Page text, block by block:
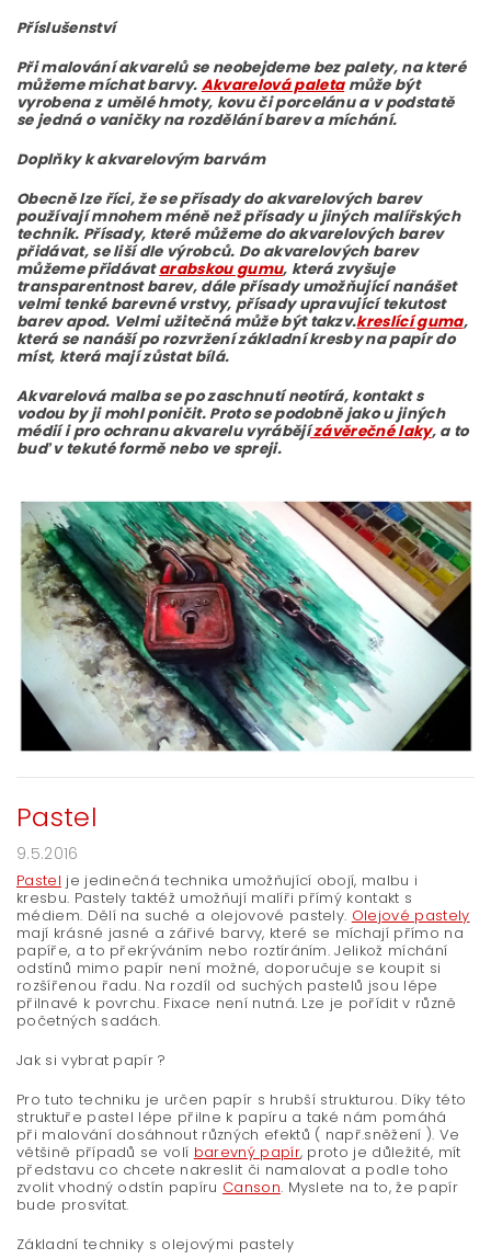
Příslušenství
Při malování akvarelů se neobejdeme bez palety, na které
můžeme míchat barvy. Akvarelová paletamůže být
vyrobena z umělé hmoty, kovu či porcelánu a v podstatě
se jedná o vaničky na rozdělání barev a míchání.
Doplňky k akvarelovým barvám
Obecně lze říci, že se přísady do akvarelových barev
používají mnohem méně než přísady u jiných malířských
technik. Přísady, které můžeme do akvarelových barev
přidávat, se liší dle výrobců. Do akvarelových barev
můžeme přidávatarabskou gumu, která zvyšuje
transparentnost barev, dále přísady umožňující nanášet
velmi tenké barevné vrstvy, přísady upravující tekutost
barev apod. Velmi užitečná může být takzv.kreslící guma,
která se nanáší po rozvržení základní kresby na papír do
míst, která mají zůstat bílá.
Akvarelová malba se po zaschnutí neotírá, kontakt s
vodou by ji mohl poničit. Proto se podobně jako u jiných
médií i pro ochranu akvarelu vyrábějízávěrečné laky, a to
buď v tekuté formě nebo ve spreji.
Pastel
9.5.2016
Pastel je jedinečná technika umožňující obojí, malbu i
kresbu. Pastely taktéž umožňují malíři přímý kontakt s
médiem. Dělí na suché a olejovové pastely. Olejové pastely
mají krásné jasné a zářivé barvy, které se míchají přímo na
papíře, a to překrýváním nebo roztíráním. Jelikož míchání
odstínů mimo papír není možné, doporučuje se koupit si
rozšířenou řadu. Na rozdíl od suchých pastelů jsou lépe
přilnavé k povrchu. Fixace není nutná. Lze je pořídit v různě
početných sadách.
Jak si vybrat papír ?
Pro tuto techniku je určen papír s hrubší strukturou. Díky této
struktuře pastel lépe přilne k papíru a také nám pomáhá
při malování dosáhnout různých efektů ( např.sněžení ). Ve
většině případů se volí barevný papír, proto je důležité, mít
představu co chcete nakreslit či namalovat a podle toho
zvolit vhodný odstín papíru Canson. Myslete na to, že papír
bude prosvítat.
Základní techniky s olejovými pastely